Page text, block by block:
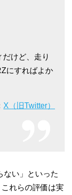
だけど、走り
にすればよか
X（旧Twitter）
ない」といった
れらの評価は実